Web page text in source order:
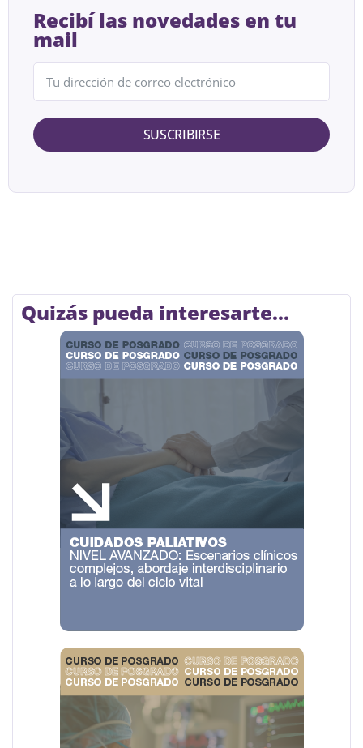
Recibí las novedades en tu
mail
SUSCRIBIRSE
Quizás pueda interesarte...